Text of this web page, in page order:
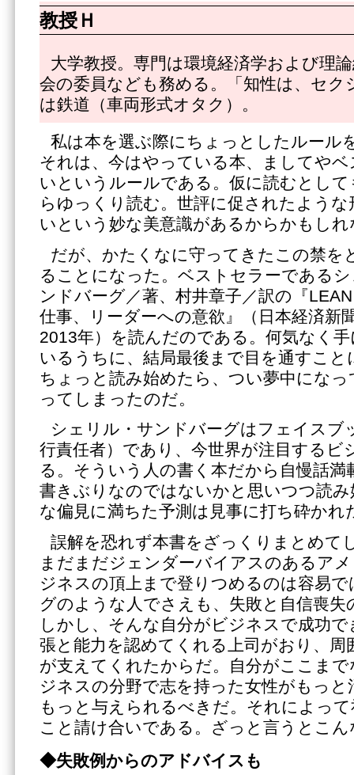
教授Ｈ
大学教授。専門は環境経済学および理
会の委員なども務める。「知性は、セク
は鉄道（車両形式オタク）。
私は本を選ぶ際にちょっとしたルール
それは、今はやっている本、ましてや
いというルールである。仮に読むとし
らゆっくり読む。世評に促されたよう
いという妙な美意識があるからかもしれ
だが、かたくなに守ってきたこの禁を
ることになった。ベストセラーである
ンドバーグ／著、村井章子／訳の『
仕事、リーダーへの意欲』（日本経済新
2013年）を読んだのである。何気なく
いるうちに、結局最後まで目を通すこと
ちょっと読み始めたら、つい夢中にな
ってしまったのだ。
シェリル・サンドバーグはフェイスブ
行責任者）であり、今世界が注目するビ
る。そういう人の書く本だから自慢話満
書きぶりなのではないかと思いつつ読
な偏見に満ちた予測は見事に打ち砕かれ
誤解を恐れず本書をざっくりまとめて
まだまだジェンダーバイアスのあるア
ジネスの頂上まで登りつめるのは容易
グのような人でさえも、失敗と自信喪失
しかし、そんな自分がビジネスで成功
張と能力を認めてくれる上司がおり、周
が支えてくれたからだ。自分がここま
ジネスの分野で志を持った女性がもっ
もっと与えられるべきだ。それによっ
こと請け合いである。ざっと言うとこ
◆失敗例からのアドバイスも